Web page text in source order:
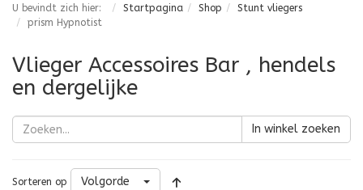
U bevindt zich hier: Startpagina Shop
Stunt vliegers
prism Hypnotist
Vlieger Accessoires Bar , hendels
en dergelijke
In winkel zoeken
Sorteren op Volgorde